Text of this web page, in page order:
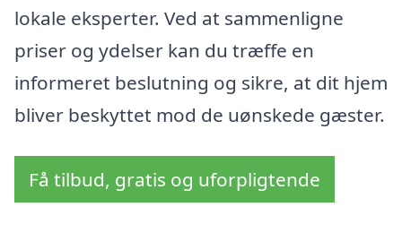
lokale eksperter. Ved at sammenligne
priser og ydelser kan du træffe en
informeret beslutning og sikre, at dit hjem
bliver beskyttet mod de uønskede gæster.
Få tilbud, gratis og uforpligtende